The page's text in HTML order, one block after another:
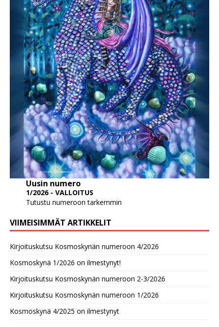
Uusin numero
1/2026 - VALLOITUS
Tutustu numeroon tarkemmin
VIIMEISIMMÄT ARTIKKELIT
Kirjoituskutsu Kosmoskynän numeroon 4/2026
Kosmoskynä 1/2026 on ilmestynyt!
Kirjoituskutsu Kosmoskynän numeroon 2-3/2026
Kirjoituskutsu Kosmoskynän numeroon 1/2026
Kosmoskynä 4/2025 on ilmestynyt